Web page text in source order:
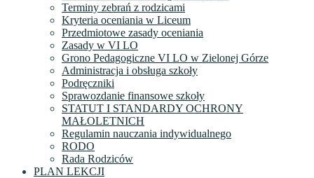
Terminy zebrań z rodzicami
Kryteria oceniania w Liceum
Przedmiotowe zasady oceniania
Zasady w VI LO
Grono Pedagogiczne VI LO w Zielonej Górze
Administracja i obsługa szkoły
Podręczniki
Sprawozdanie finansowe szkoły
STATUT I STANDARDY OCHRONY
MAŁOLETNICH
Regulamin nauczania indywidualnego
RODO
Rada Rodziców
PLAN LEKCJI